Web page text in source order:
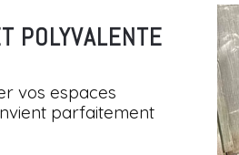
POLYVALENTE
vos espaces
parfaitement